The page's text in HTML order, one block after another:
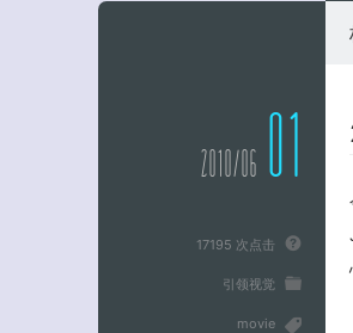
2010/06 01
17195 次点击
引领视觉
movie